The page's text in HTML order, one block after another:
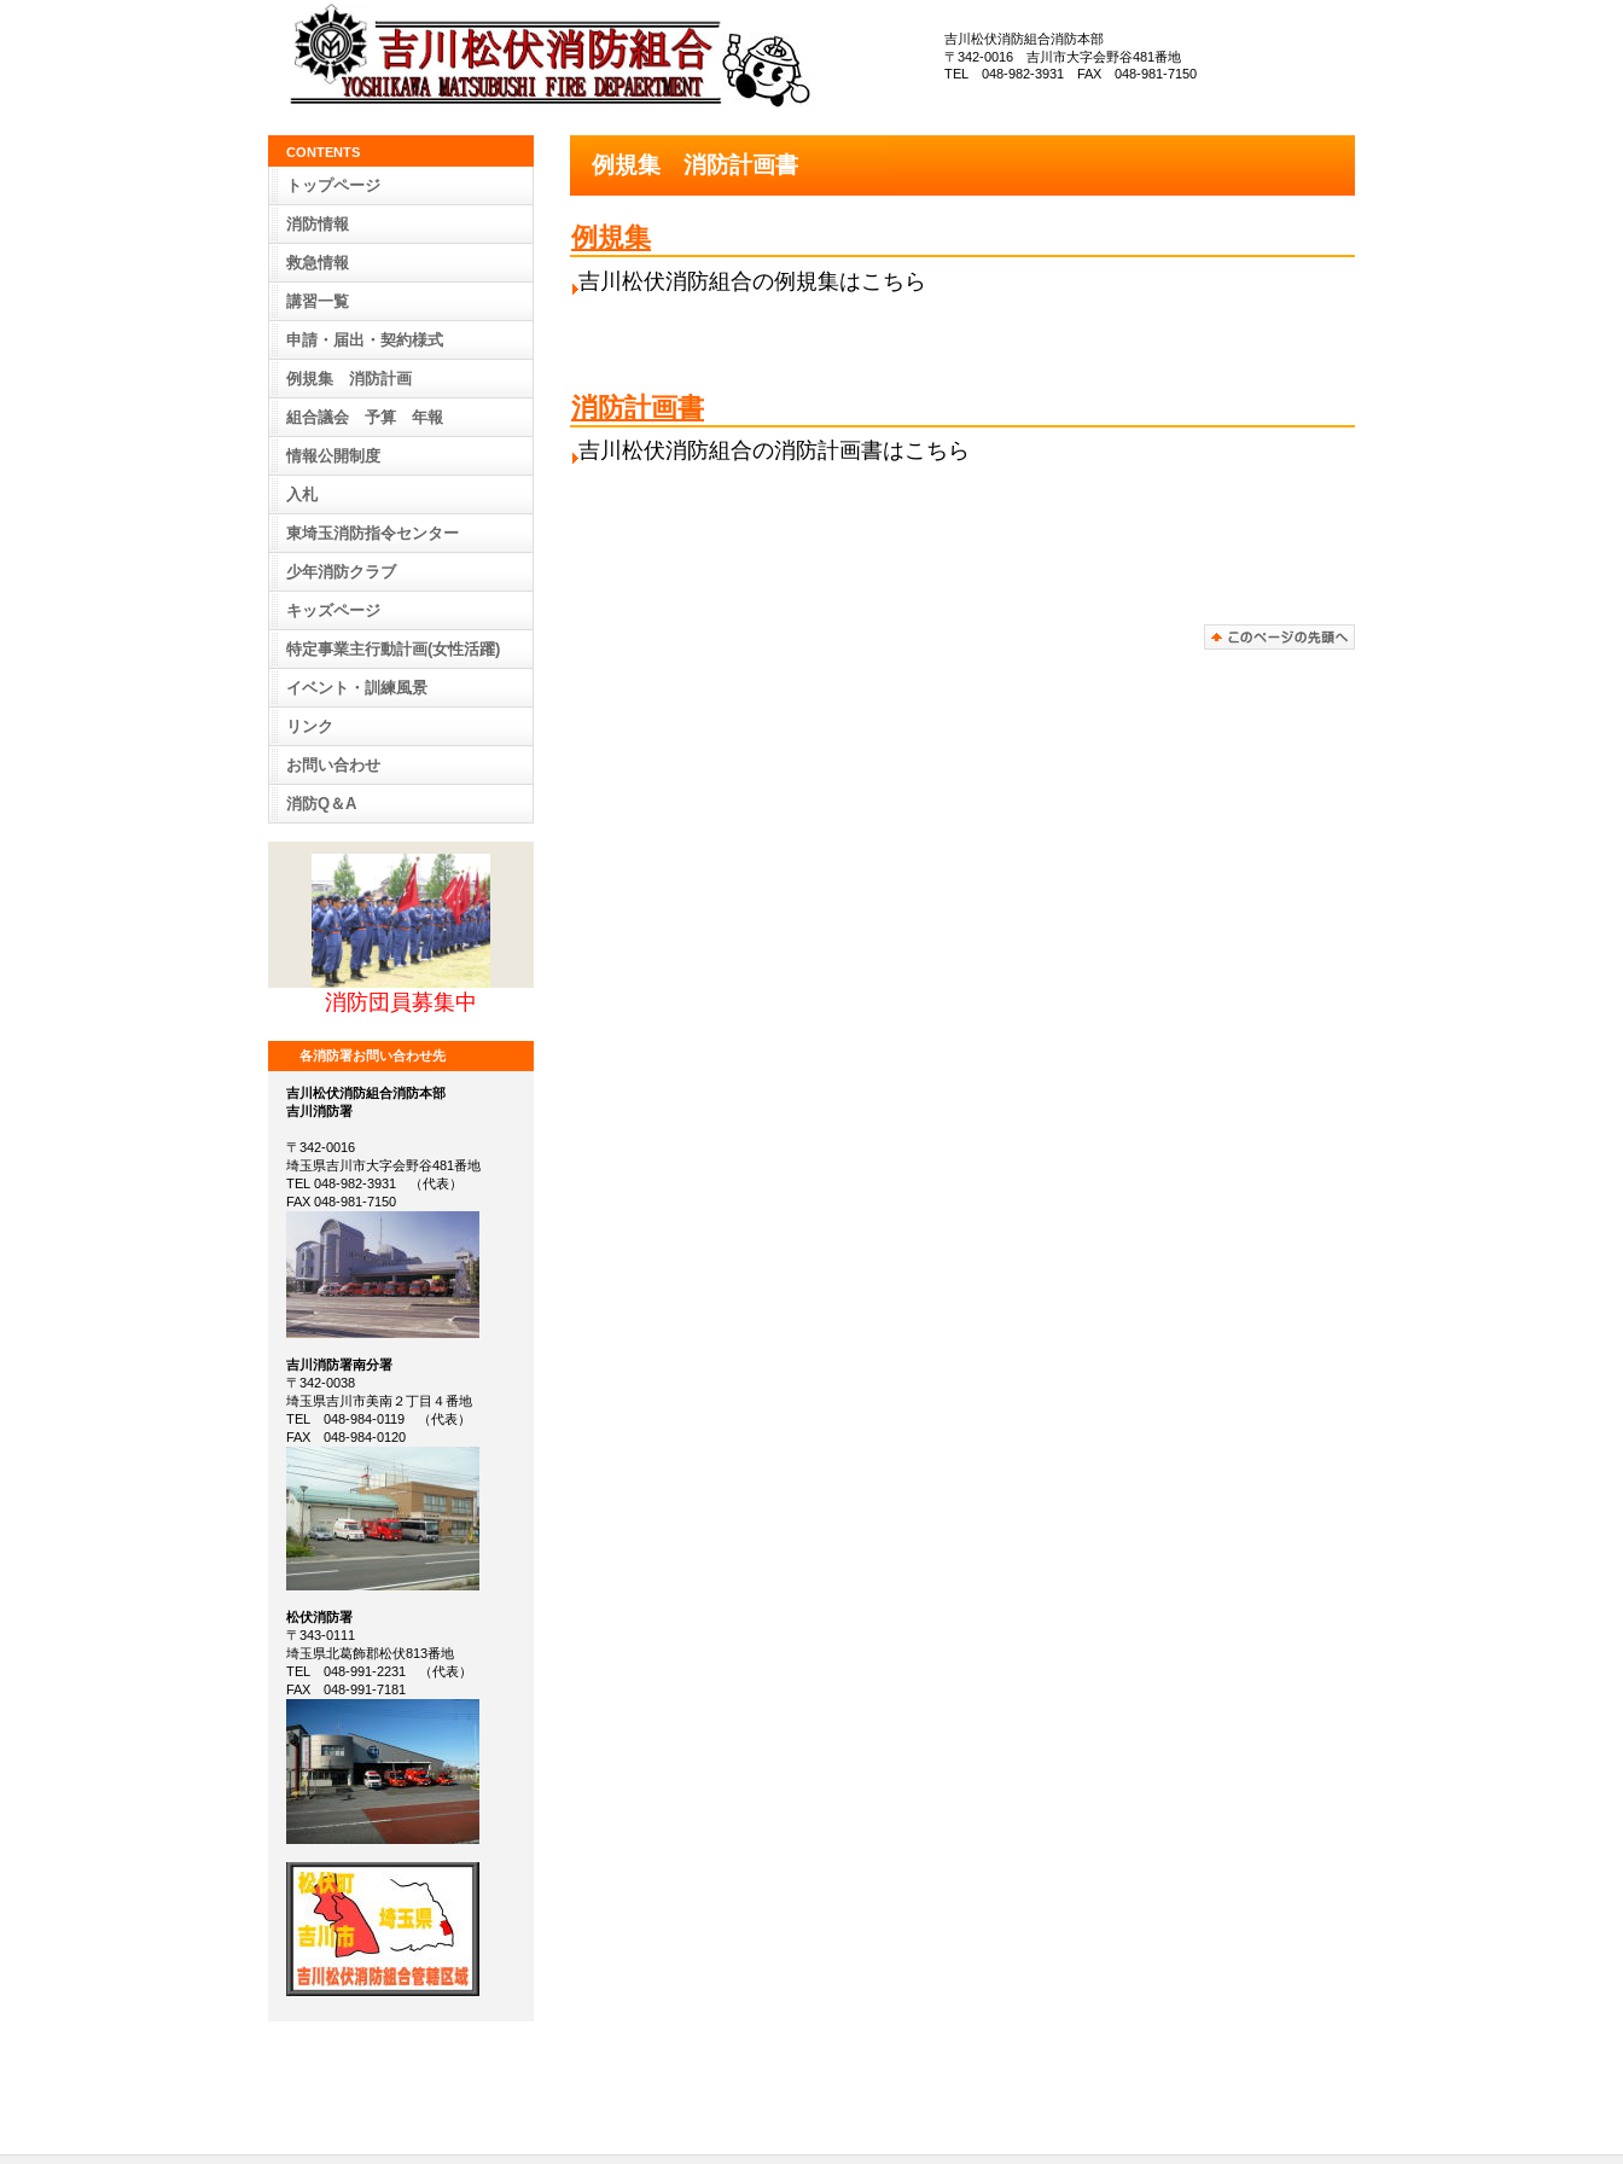
吉川松伏消防組合消防本部
〒342‐0016 吉川市大字会野谷481番地
TEL 048‐982‐3931 FAX 048‐981‐7150
例規集 消防計画書
例規集
吉川松伏消防組合の例規集はこちら
消防計画書
吉川松伏消防組合の消防計画書はこちら
CONTENTS
トップページ
消防情報
救急情報
講習一覧
申請・届出・契約様式
例規集 消防計画
組合議会 予算 年報
情報公開制度
入札
東埼玉消防指令センター
少年消防クラブ
キッズページ
特定事業主行動計画(女性活躍)
イベント・訓練風景
リンク
お問い合わせ
消防Q＆A
消防団員募集中
各消防署お問い合わせ先
吉川松伏消防組合消防本部
吉川消防署
〒342-0016
埼玉県吉川市大字会野谷481番地
TEL 048‐982‐3931 （代表）
FAX 048-981-7150
吉川消防署南分署
〒342-0038
埼玉県吉川市美南２丁目４番地
TEL 048‐984‐0119 （代表）
FAX 048‐984‐0120
松伏消防署
〒343‐0111
埼玉県北葛飾郡松伏813番地
TEL 048‐991‐2231 （代表）
FAX 048‐991‐7181